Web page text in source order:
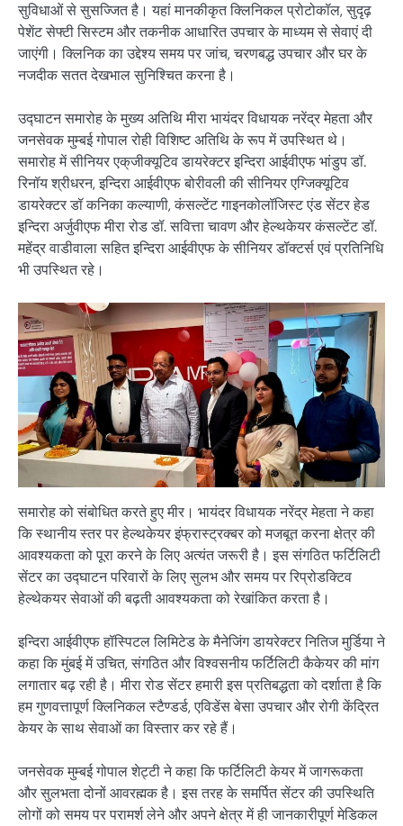
सुविधाओं से सुसज्जित है। यहां मानकीकृत क्लिनिकल प्रोटोकॉल, सुदृढ़
पेशेंट सेफ्टी सिस्टम और तकनीक आधारित उपचार के माध्यम से सेवाएं दी
जाएंगी। क्लिनिक का उद्देश्य समय पर जांच, चरणबद्ध उपचार और घर के
नजदीक सतत देखभाल सुनिश्चित करना है।
उद्घाटन समारोह के मुख्य अतिथि मीरा भायंदर विधायक नरेंद्र मेहता और
जनसेवक मुम्बई गोपाल रोही विशिष्ट अतिथि के रूप में उपस्थित थे।
समारोह में सीनियर एक्‌जीक्यूटिव डायरेक्टर इन्दिरा आईवीएफ भांडुप डॉ.
रिनॉय श्रीधरन, इन्दिरा आईवीएफ बोरीवली की सीनियर एग्जिक्यूटिव
डायरेक्टर डॉ कनिका कल्याणी, कंसल्टेंट गाइनकोलॉजिस्ट एंड सेंटर हेड
इन्दिरा अर्जुवीएफ मीरा रोड डॉ. सवित्ता चावण और हेल्थकेयर कंसल्टेंट डॉ.
महेंद्र वाडीवाला सहित इन्दिरा आईवीएफ के सीनियर डॉक्टर्स एवं प्रतिनिधि
भी उपस्थित रहे।
समारोह को संबोधित करते हुए मीर। भायंदर विधायक नरेंद्र मेहता ने कहा
कि स्थानीय स्तर पर हेल्थकेयर इंफ्रास्ट्रक्बर को मजबूत करना क्षेत्र की
आवश्यकता को पूरा करने के लिए अत्यंत जरूरी है। इस संगठित फर्टिलिटी
सेंटर का उ‌द्घाटन परिवारों के लिए सुलभ और समय पर रिप्रोडक्टिव
हेल्थेकयर सेवाओं की बढ़ती आवश्यकता को रेखांकित करता है।
इन्दिरा आईवीएफ हॉस्पिटल लिमिटेड के मैनेजिंग डायरेक्टर नितिज मुर्डिया ने
कहा कि मुंबई में उचित, संगठित और विश्वसनीय फर्टिलिटी कैकेयर की मांग
लगातार बढ़ रही है। मीरा रोड सेंटर हमारी इस प्रतिबद्धता को दर्शाता है कि
हम गुणवत्तापूर्ण क्लिनिकल स्टैण्डर्ड, एविडेंस बेसा उपचार और रोगी केंद्रित
केयर के साथ सेवाओं का विस्तार कर रहे हैं।
जनसेवक मुम्बई गोपाल शेट्टी ने कहा कि फर्टिलिटी केयर में जागरूकता
और सुलभता दोनों आवरह्मक है। इस तरह के समर्पित सेंटर की उपस्थिति
लोगों को समय पर परामर्श लेने और अपने क्षेत्र में ही जानकारीपूर्ण मेडिकल